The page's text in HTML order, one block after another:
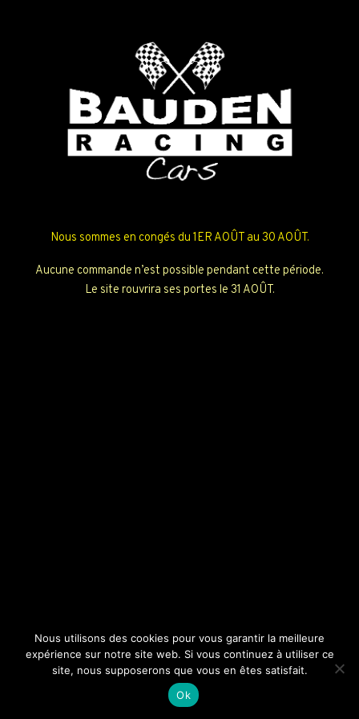
Nous sommes en congés du 1ER AOÛT au 30 AOÛT.
Aucune commande n’est possible pendant cette période.
Le site rouvrira ses portes le 31 AOÛT.
Nous utilisons des cookies pour vous garantir la meilleure
expérience sur notre site web. Si vous continuez à utiliser ce
site, nous supposerons que vous en êtes satisfait.
Ok